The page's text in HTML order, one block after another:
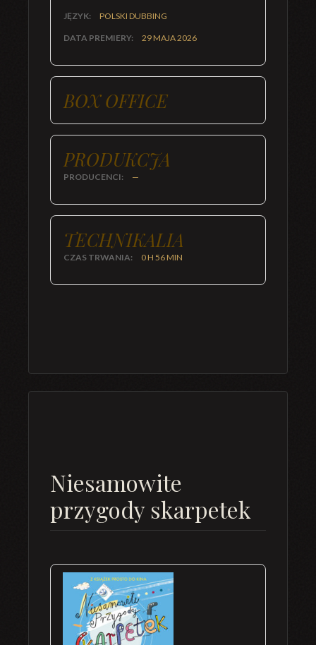
JĘZYK: POLSKI DUBBING
DATA PREMIERY: 29 MAJA 2026
BOX OFFICE
PRODUKCJA
PRODUCENCI: —
TECHNIKALIA
CZAS TRWANIA: 0 H 56 MIN
Niesamowite
przygody skarpetek